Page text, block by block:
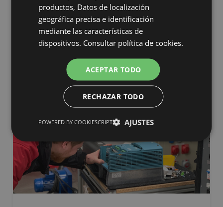
ADMIN
24 Abr 2019
productos, Datos de localización
geográfica precisa e identificación
mediante las características de
dispositivos. Consultar política de cookies.
ACEPTAR TODO
RECHAZAR TODO
AJUSTES
POWERED BY COOKIESCRIPT